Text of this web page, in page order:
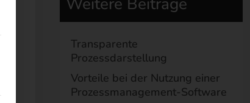
Transparente
Prozessdarstellung
Vorteile bei der Nutzung einer
Prozessmanagement-Software